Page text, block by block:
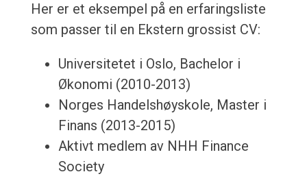
Her er et eksempel på en erfaringsliste
som passer til en Ekstern grossist CV:
Universitetet i Oslo, Bachelor i
Økonomi (2010-2013)
Norges Handelshøyskole, Master i
Finans (2013-2015)
Aktivt medlem av NHH Finance
Society